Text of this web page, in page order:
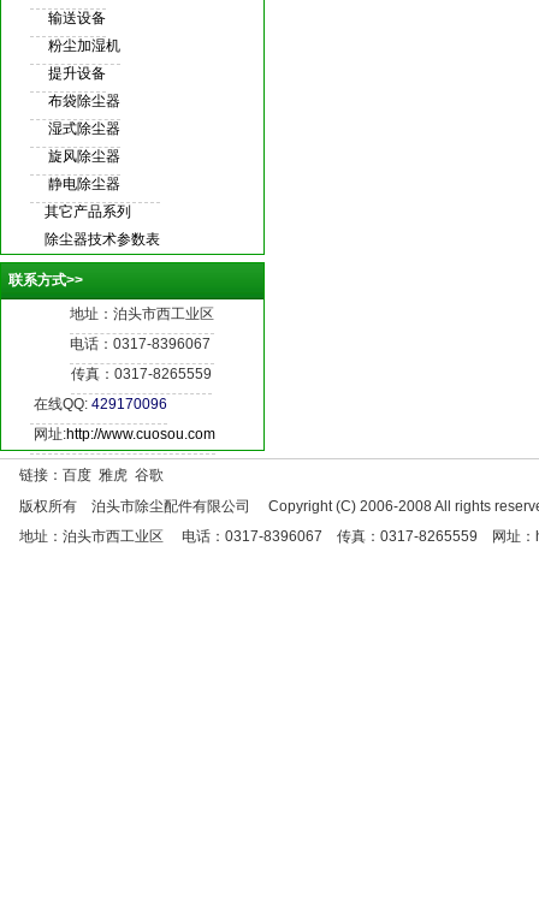
输送设备
粉尘加湿机
提升设备
布袋除尘器
湿式除尘器
旋风除尘器
静电除尘器
其它产品系列
除尘器技术参数表
联系方式>>
地址：泊头市西工业区
电话：0317-8396067
传真：0317-8265559
在线QQ: 429170096
网址:http://www.cuosou.com
链接：百度 雅虎 谷歌
版权所有 泊头市除尘配件有限公司 Copyright (C) 2006-2008 All rights
地址：泊头市西工业区 电话：0317-8396067 传真：0317-8265559 网址